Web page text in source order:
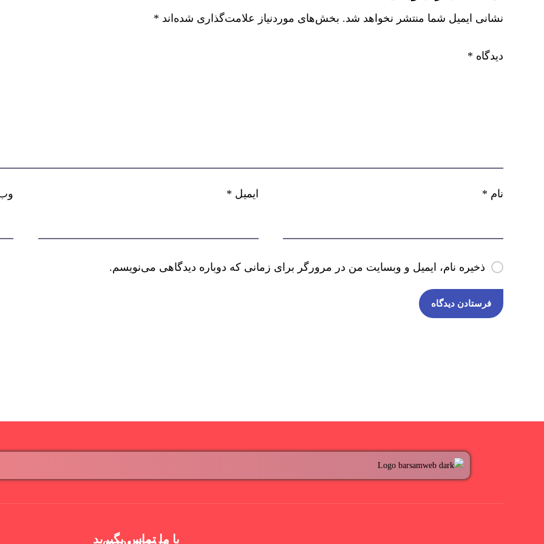
نشانی ایمیل شما منتشر نخواهد شد. بخش‌های موردنیاز علامت‌گذاری شده‌اند *
دیدگاه *
نام * ایمیل *
ذخیره نام، ایمیل و وبسایت من در مرورگر برای زمانی که دوباره دیدگاهی می‌نویسم.
با ما تماس بگیرید